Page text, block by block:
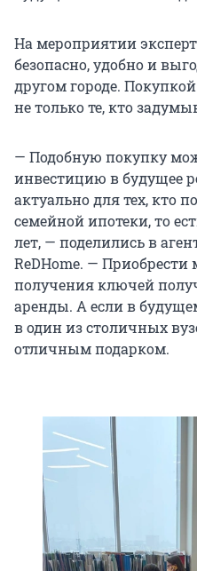
На мероприятии
безопасно, удобно и
другом городе.
не только те, кто
— Подобную покупку
инвестицию в будущее
актуально для тех, кто
семейной ипотеки, то
лет, — поделились в
ReDHome. —
получения ключей
аренды. А если в
в один из столичных
отличным подарком.